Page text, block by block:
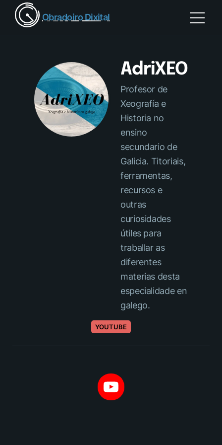
Obradoiro Dixital
AdriXEO
Profesor de
Xeografía e
Historia no
ensino
secundario de
Galicia. Titoriais,
ferramentas,
recursos e
outras
curiosidades
útiles para
traballar as
diferentes
materias desta
especialidade en
galego.
YOUTUBE